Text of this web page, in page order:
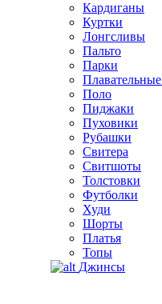
Кардиганы
Куртки
Лонгсливы
Пальто
Парки
Поло
Пиджаки
Пуховики
Рубашки
Свитера
Свитшоты
Толстовки
Футболки
Худи
Шорты
Платья
Топы
Джинсы